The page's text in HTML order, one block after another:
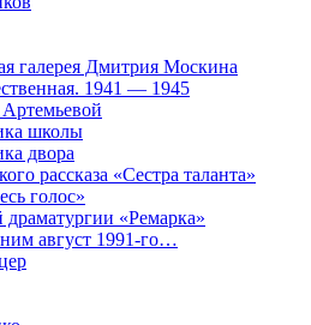
галерея Дмитрия Москина
1941 — 1945
школы
двора
рассказа «Сестра таланта»
голос»
«Ремарка»
август 1991-го…